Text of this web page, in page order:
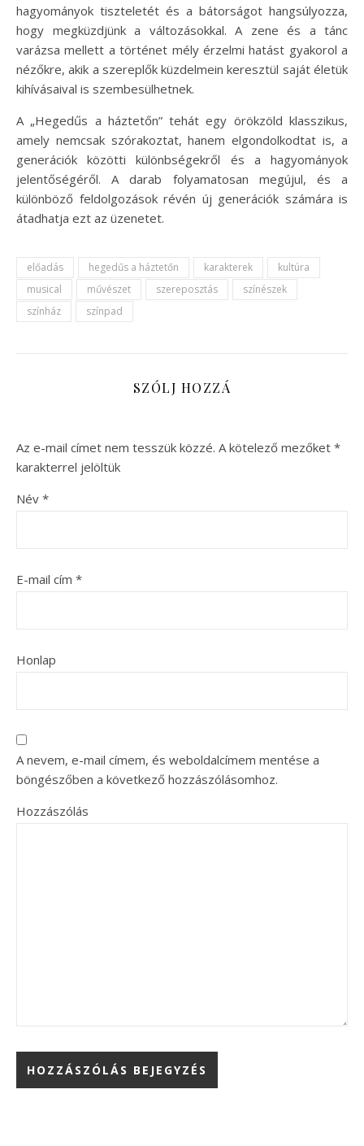
hagyományok tiszteletét és a bátorságot hangsúlyozza,
hogy megküzdjünk a változásokkal. A zene és a tánc
varázsa mellett a történet mély érzelmi hatást gyakorol a
nézőkre, akik a szereplők küzdelmein keresztül saját életük
kihívásaival is szembesülhetnek.
A „Hegedűs a háztetőn” tehát egy örökzöld klasszikus,
amely nemcsak szórakoztat, hanem elgondolkodtat is, a
generációk közötti különbségekről és a hagyományok
jelentőségéről. A darab folyamatosan megújul, és a
különböző feldolgozások révén új generációk számára is
átadhatja ezt az üzenetet.
előadás hegedűs a háztetőn karakterek
kultúra
musical
művészet szereposztás
színészek
színház
színpad
SZÓLJ HOZZÁ
Az e-mail címet nem tesszük közzé. A kötelező mezőket *
karakterrel jelöltük
Név *
E-mail cím *
Honlap
A nevem, e-mail címem, és weboldalcímem mentése a
böngészőben a következő hozzászólásomhoz.
Hozzászólás